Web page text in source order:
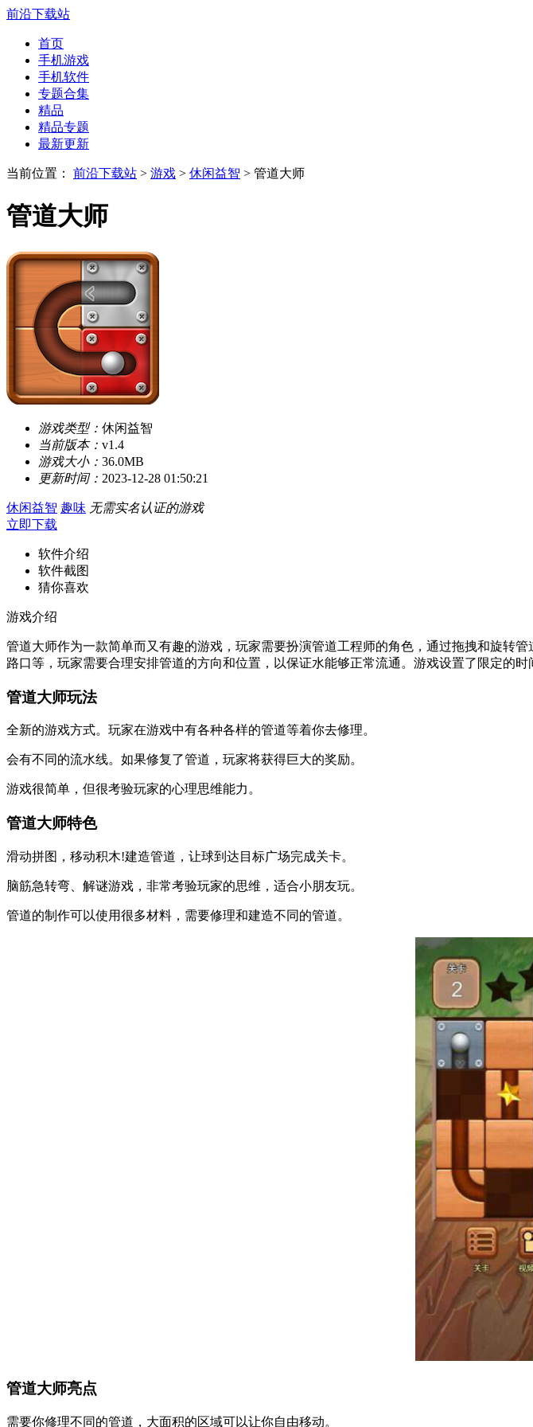
前沿下载站
首页
手机游戏
手机软件
专题合集
精品
精品专题
最新更新
当前位置： 前沿下载站 > 游戏 > 休闲益智 > 管道大师
管道大师
游戏类型： 休闲益智
当前版本： v1.4
游戏大小： 36.0MB
更新时间： 2023-12-28 01:50:21
休闲益智 趣味 无需实名认证的游戏
立即下载
软件介绍
软件截图
猜你喜欢
游戏介绍
管道大师作为一款简单而又有趣的游戏，玩家需要扮演管道工程师的角色，通过拖拽和旋转
路口等，玩家需要合理安排管道的方向和位置，以保证水能够正常流通。游戏设置了限定的
管道大师玩法
全新的游戏方式。玩家在游戏中有各种各样的管道等着你去修理。
会有不同的流水线。如果修复了管道，玩家将获得巨大的奖励。
游戏很简单，但很考验玩家的心理思维能力。
管道大师特色
滑动拼图，移动积木!建造管道，让球到达目标广场完成关卡。
脑筋急转弯、解谜游戏，非常考验玩家的思维，适合小朋友玩。
管道的制作可以使用很多材料，需要修理和建造不同的管道。
管道大师亮点
需要你修理不同的管道，大面积的区域可以让你自由移动。